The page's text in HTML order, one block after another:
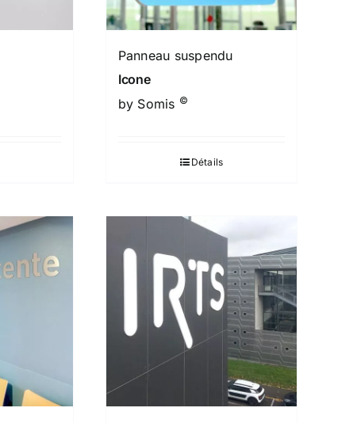
Panneau suspendu
Icone
by Somis ©
Détails